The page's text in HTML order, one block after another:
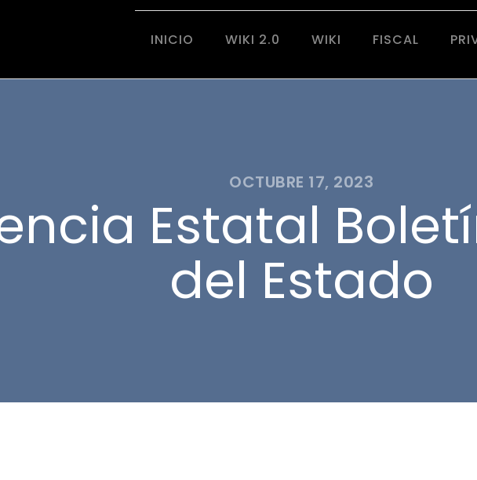
INICIO WIKI 2.0 WIKI FISCAL
OCTUBRE 17, 2023
Estatal
del Estado